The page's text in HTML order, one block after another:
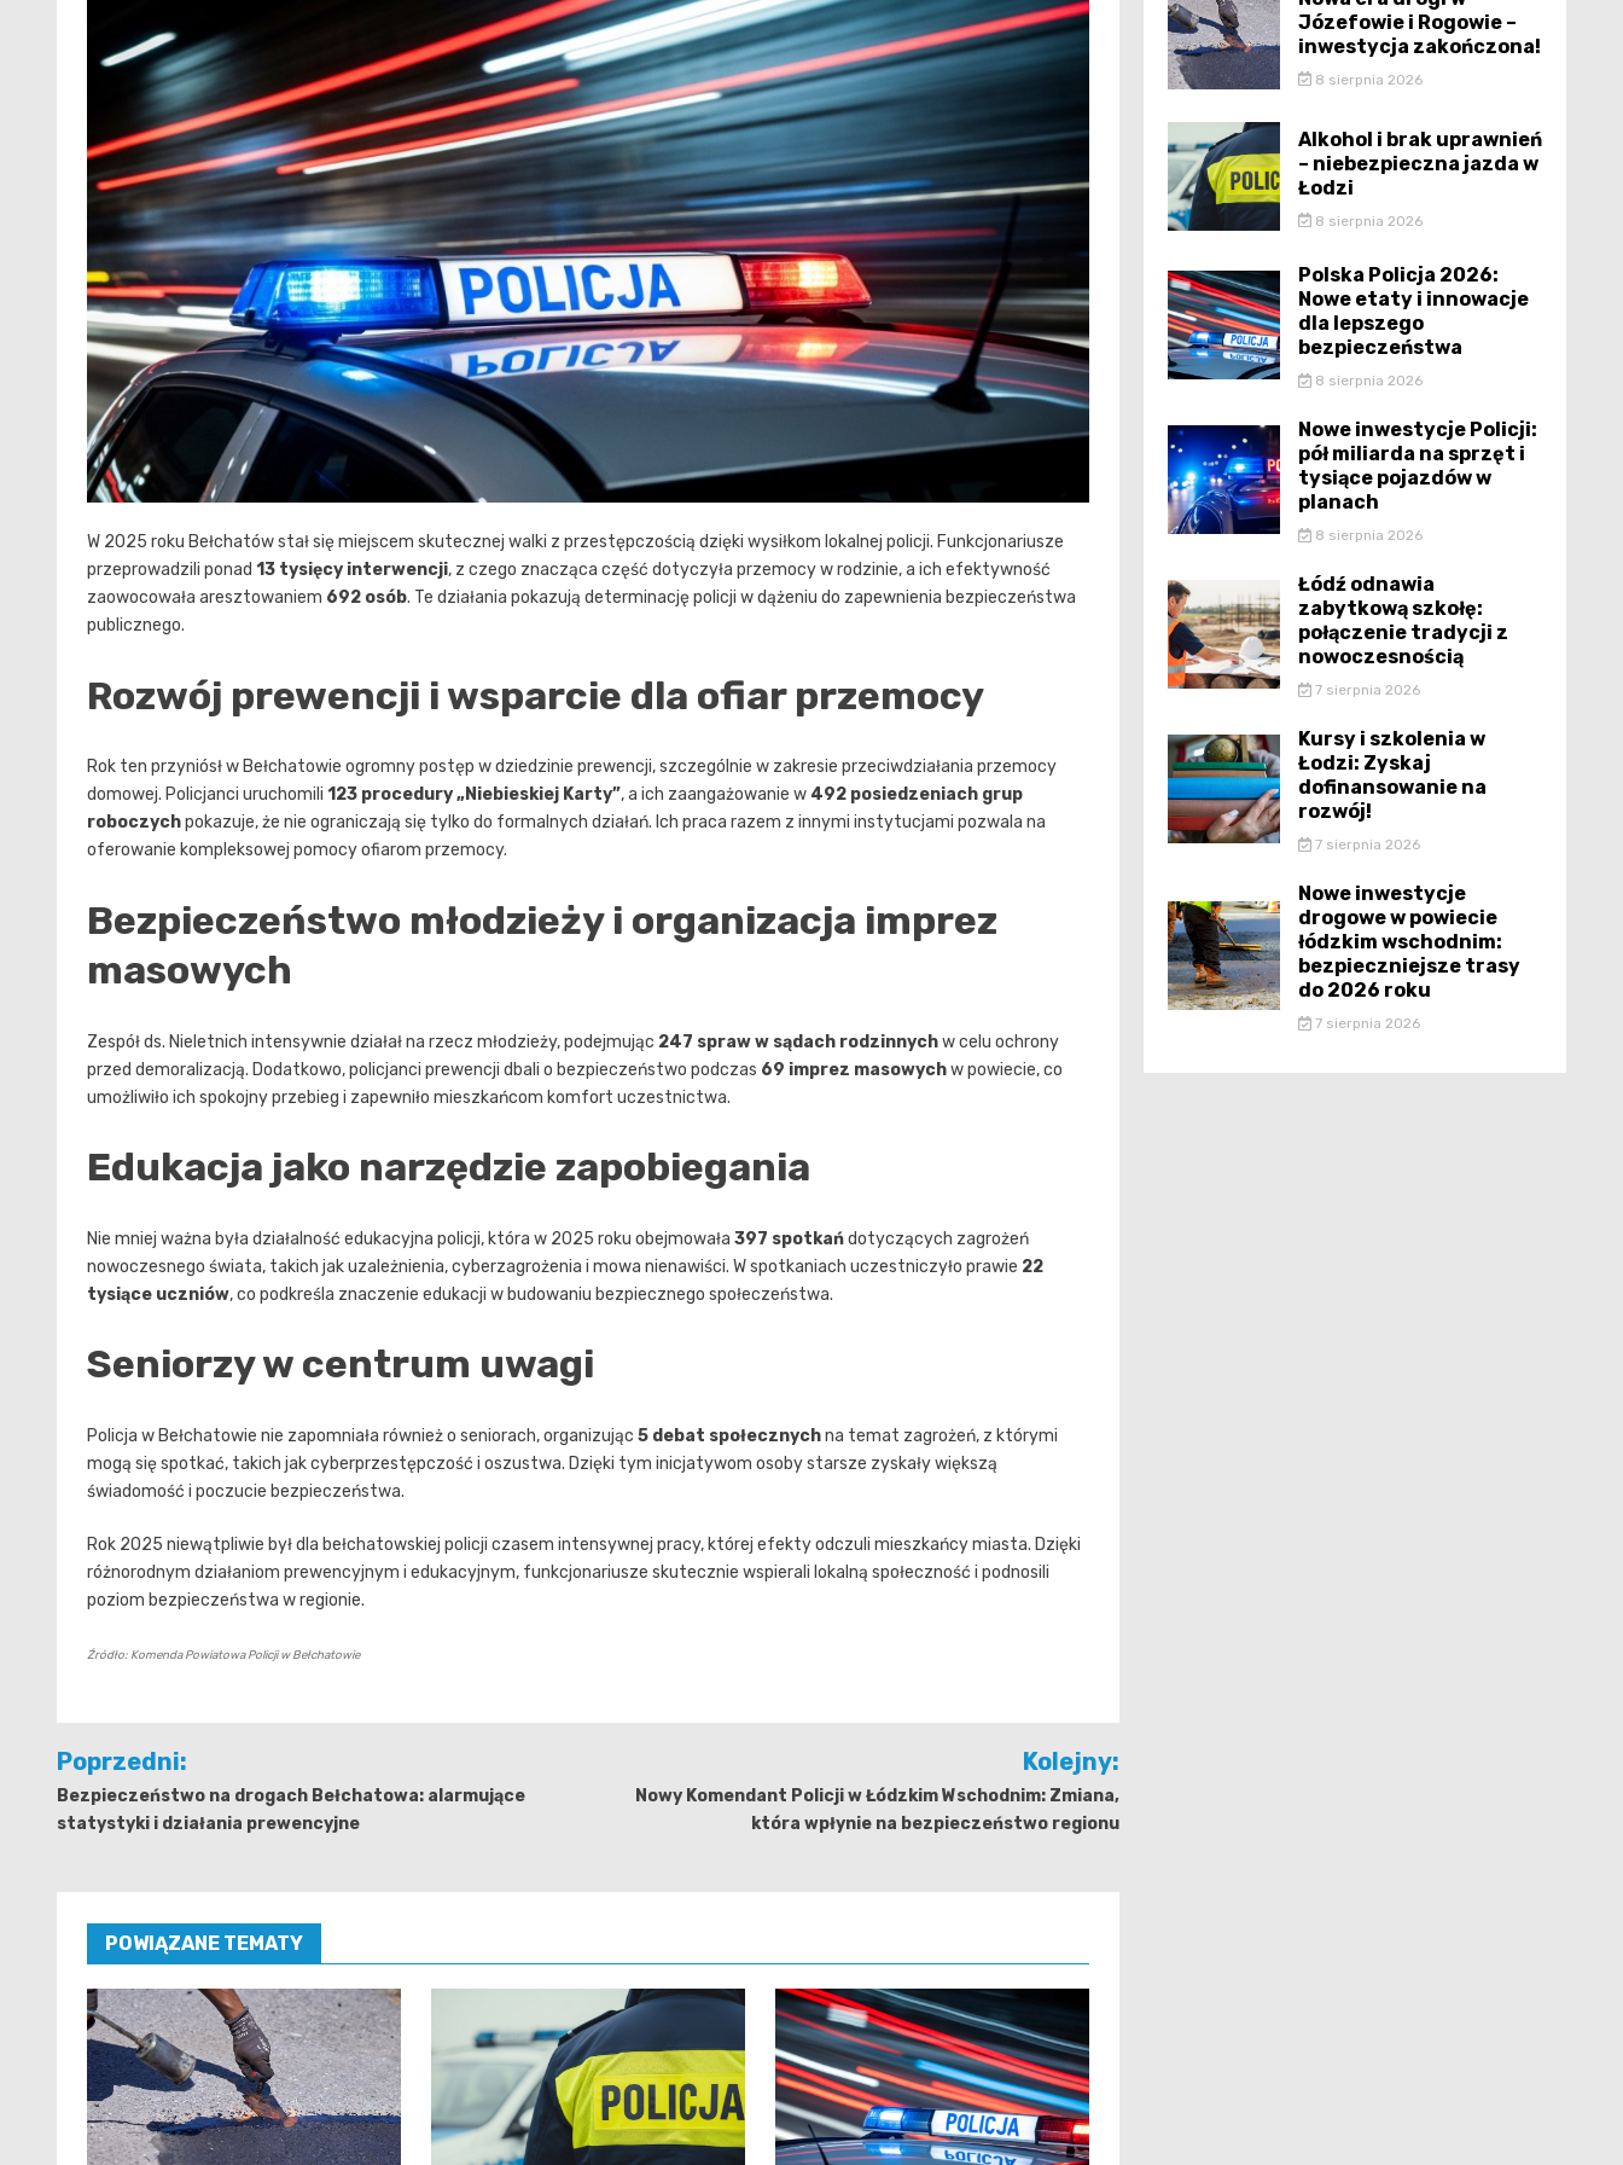
W 2025 roku Bełchatów stał się miejscem skutecznej walki z przestępczością dzięki wysiłkom lokalnej policji. Funkcjonariusze
przeprowadzili ponad 13 tysięcy interwencji, z czego znacząca część dotyczyła przemocy w rodzinie, a ich efektywność
zaowocowała aresztowaniem 692 osób. Te działania pokazują determinację policji w dążeniu do zapewnienia bezpieczeństwa
publicznego.
Rozwój prewencji i wsparcie dla ofiar przemocy
Rok ten przyniósł w Bełchatowie ogromny postęp w dziedzinie prewencji, szczególnie w zakresie przeciwdziałania przemocy
domowej. Policjanci uruchomili 123 procedury „Niebieskiej Karty”, a ich zaangażowanie w 492 posiedzeniach grup
roboczychpokazuje, że nie ograniczają się tylko do formalnych działań. Ich praca razem z innymi instytucjami pozwala na
oferowanie kompleksowej pomocy ofiarom przemocy.
Bezpieczeństwo młodzieży i organizacja imprez
masowych
Zespół ds. Nieletnich intensywnie działał na rzecz młodzieży, podejmując 247 spraw w sądach rodzinnychw celu ochrony
przed demoralizacją. Dodatkowo, policjanci prewencji dbali o bezpieczeństwo podczas 69 imprez masowychw powiecie, co
umożliwiło ich spokojny przebieg i zapewniło mieszkańcom komfort uczestnictwa.
Edukacja jako narzędzie zapobiegania
Nie mniej ważna była działalność edukacyjna policji, która w 2025 roku obejmowała 397 spotkańdotyczących zagrożeń
nowoczesnego świata, takich jak uzależnienia, cyberzagrożenia i mowa nienawiści. W spotkaniach uczestniczyło prawie 22
tysiące uczniów, co podkreśla znaczenie edukacji w budowaniu bezpiecznego społeczeństwa.
Seniorzy w centrum uwagi
Policja w Bełchatowie nie zapomniała również o seniorach, organizując 5 debat społecznychna temat zagrożeń, z którymi
mogą się spotkać, takich jak cyberprzestępczość i oszustwa. Dzięki tym inicjatywom osoby starsze zyskały większą
świadomość i poczucie bezpieczeństwa.
Rok 2025 niewątpliwie był dla bełchatowskiej policji czasem intensywnej pracy, której efekty odczuli mieszkańcy miasta. Dzięki
różnorodnym działaniom prewencyjnym i edukacyjnym, funkcjonariusze skutecznie wspierali lokalną społeczność i podnosili
poziom bezpieczeństwa w regionie.
Źródło: Komenda Powiatowa Policji w Bełchatowie
Nawigacja
wpisu
Poprzedni:
Bezpieczeństwo na drogach Bełchatowa: alarmujące
statystyki i działania prewencyjne
Kolejny:
Nowy Komendant Policji w Łódzkim Wschodnim: Zmiana,
która wpłynie na bezpieczeństwo regionu
POWIĄZANE TEMATY
Józefowie i Rogowie –
inwestycja zakończona!
8 sierpnia 2026
Alkohol i brak uprawnień
– niebezpieczna jazda w
Łodzi
8 sierpnia 2026
Polska Policja 2026:
Nowe etaty i innowacje
dla lepszego
bezpieczeństwa
8 sierpnia 2026
Nowe inwestycje Policji:
pół miliarda na sprzęt i
tysiące pojazdów w
planach
8 sierpnia 2026
Łódź odnawia
zabytkową szkołę:
połączenie tradycji z
nowoczesnością
7 sierpnia 2026
Kursy i szkolenia w
Łodzi: Zyskaj
dofinansowanie na
rozwój!
7 sierpnia 2026
Nowe inwestycje
drogowe w powiecie
łódzkim wschodnim:
bezpieczniejsze trasy
do 2026 roku
7 sierpnia 2026